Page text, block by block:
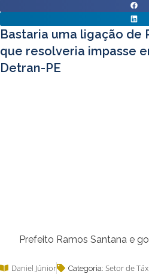
Bastaria uma ligação de
que resolveria impasse
Detran-PE
Prefeito Ramos Santana e
Daniel Júnior Categoria: Setor de